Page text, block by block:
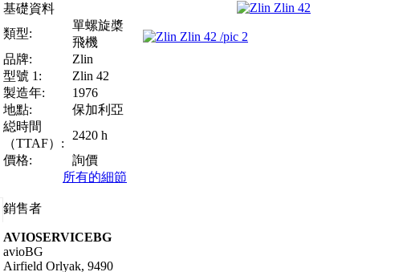
基礎資料
類型:
單螺旋槳
飛機
品牌:
Zlin
型號 1:
Zlin 42
製造年:
1976
地點:
保加利亞
縂時間
（TTAF）:
2420 h
價格:
詢價
所有的細節
銷售者
AVIOSERVICEBG
avioBG
Airfield Orlyak, 9490